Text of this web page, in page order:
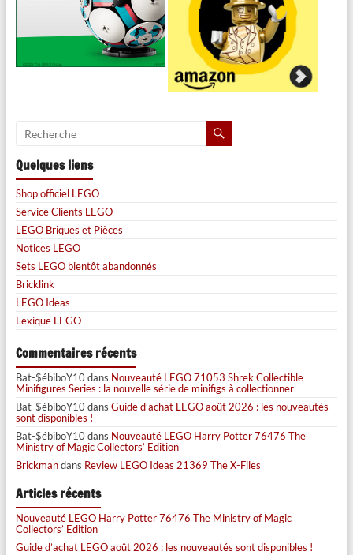
Quelques liens
Shop officiel LEGO
Service Clients LEGO
LEGO Briques et Pièces
Notices LEGO
Sets LEGO bientôt abandonnés
Bricklink
LEGO Ideas
Lexique LEGO
Commentaires récents
Bat-$ébiboY10dans Nouveauté LEGO 71053 Shrek Collectible
Minifigures Series : la nouvelle série de minifigs à collectionner
Bat-$ébiboY10dans Guide d’achat LEGO août 2026 : les nouveautés
sont disponibles !
Bat-$ébiboY10dans Nouveauté LEGO Harry Potter 76476 The
Ministry of Magic Collectors’ Edition
Brickmandans Review LEGO Ideas 21369 The X-Files
Articles récents
Nouveauté LEGO Harry Potter 76476 The Ministry of Magic
Collectors’ Edition
Guide d’achat LEGO août 2026 : les nouveautés sont disponibles !